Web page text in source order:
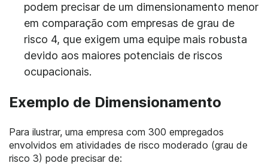
podem precisar de um dimensionamento menor
em comparação com empresas de grau de
risco 4, que exigem uma equipe mais robusta
devido aos maiores potenciais de riscos
ocupacionais.
Exemplo de Dimensionamento
Para ilustrar, uma empresa com 300 empregados
envolvidos em atividades de risco moderado (grau de
risco 3) pode precisar de: